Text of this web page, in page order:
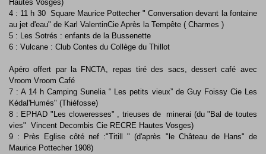
Hautes Vosges)
4 : 11 h 30 Square Maurice Pottecher " Conversation devant la fontaine
au jet d'eau" de Karl ValentinCie Après la Tempête ( Charmes )
5 : Les Sotrés : enfants de la Bussenette
6 : Vulcane : Club Contes du Collège du Thillot
Apéro offert par la FNCTA, repas tiré des sacs, dessert café avec
Vroom Vroom Café
7 : A 14 h Camping Sunelia “ Les petits vieux” de Guy Foissy Cie Les
Kédal'Humés" (Thiéfosse)
8 : EPHAD "Les cloweresses" , trieuses de minerai (du "Bal de toutes
vies" Vincent Decombis Cie RECRE Hautes Vosges)
9 : Près Eglise côté nef :"Titill " (d'après "le Château de Hans" de
Maurice Pottecher 1908)